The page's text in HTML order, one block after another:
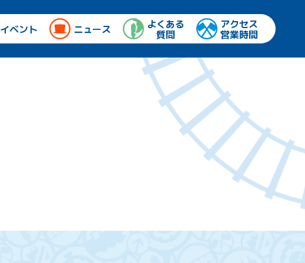
イベント ニュース よくある
質問
アクセス
営業時間